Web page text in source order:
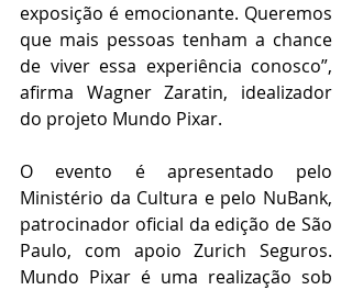
exposição é emocionante. Queremos
que mais pessoas tenham a chance
de viver essa experiência conosco”,
afirma Wagner Zaratin, idealizador
do projeto Mundo Pixar.
O evento é apresentado pelo
Ministério da Cultura e pelo NuBank,
patrocinador oficial da edição de São
Paulo, com apoio Zurich Seguros.
Mundo Pixar é uma realização sob